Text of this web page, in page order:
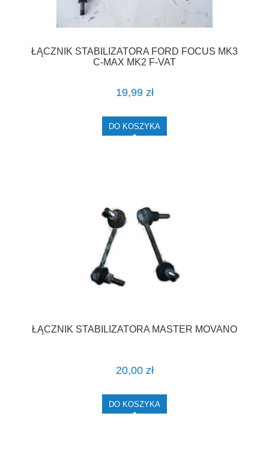
ŁĄCZNIK STABILIZATORA FORD FOCUS MK3
C-MAX MK2 F-VAT
19,99 zł
DO KOSZYKA
ŁĄCZNIK STABILIZATORA MASTER MOVANO
20,00 zł
DO KOSZYKA